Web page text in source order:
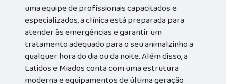
uma equipe de profissionais capacitados e
especializados, a clínica está preparada para
atender às emergências e garantir um
tratamento adequado para o seu animalzinho a
qualquer hora do dia ou da noite. Além disso, a
Latidos e Miados conta com uma estrutura
moderna e equipamentos de última geração